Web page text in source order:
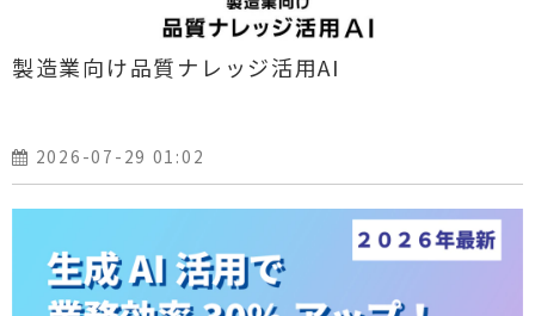
製造業向け品質ナレッジ活用AI
2026-07-29 01:02